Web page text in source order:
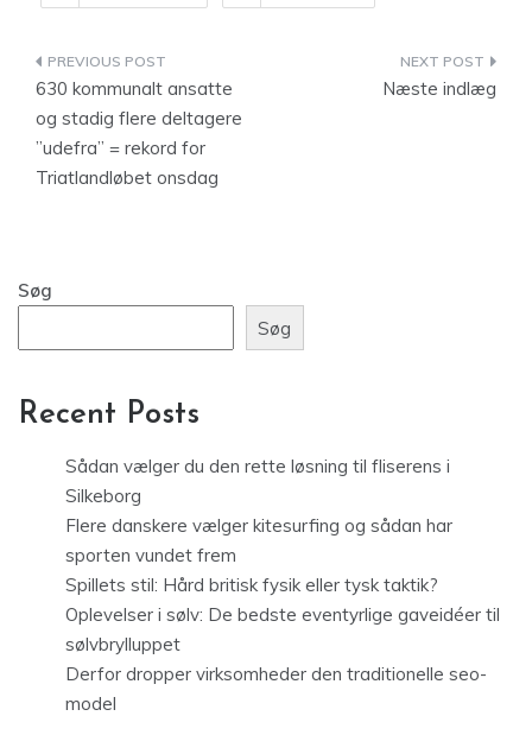
Indlægsnavigation
630 kommunalt ansatte
og stadig flere deltagere
”udefra” = rekord for
Triatlandløbet onsdag
Næste indlæg
Søg
Søg
Recent Posts
Sådan vælger du den rette løsning til fliserens i
Silkeborg
Flere danskere vælger kitesurfing og sådan har
sporten vundet frem
Spillets stil: Hård britisk fysik eller tysk taktik?
Oplevelser i sølv: De bedste eventyrlige gaveidéer til
sølvbrylluppet
Derfor dropper virksomheder den traditionelle seo-
model